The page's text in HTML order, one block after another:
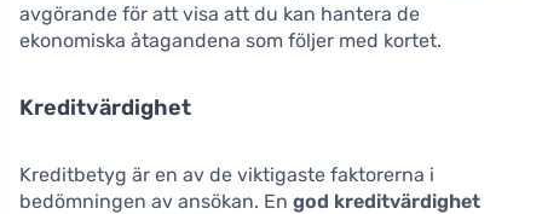
avgörande för att visa att du kan hantera de
ekonomiska åtagandena som följer med kortet.
Kreditvärdighet
Kreditbetyg är en av de viktigaste faktorerna i
bedömningen av ansökan. En god kreditvärdighet